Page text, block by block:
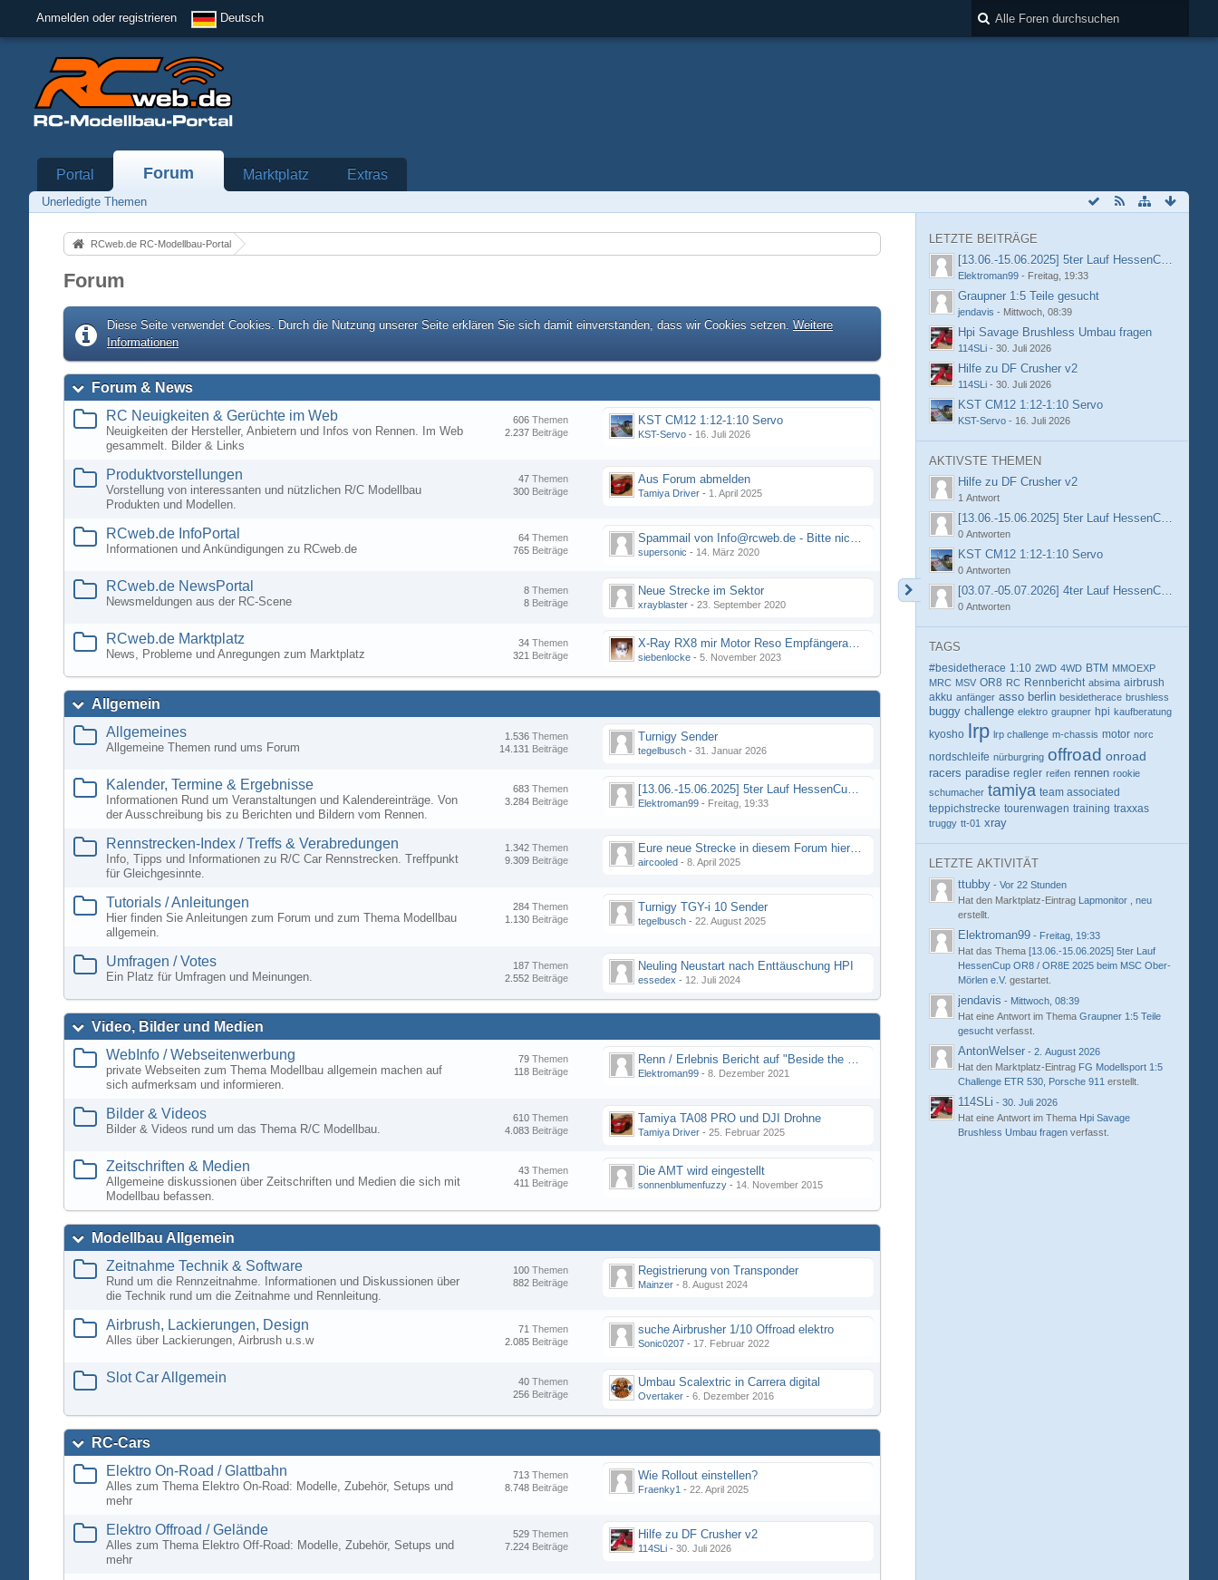
Anmelden oder registrieren Deutsch
Portal Forum Marktplatz Extras
Unerledigte Themen
RCweb.de RC-Modellbau-Portal
Forum
Diese Seite verwendet Cookies. Durch die Nutzung unserer Seite erklären Sie sich damit einverstanden, dass wir Cookies setzen. Weitere
Informationen
Forum & News
RC Neuigkeiten & Gerüchte im Web
Neuigkeiten der Hersteller, Anbietern und Infos von Rennen. Im Web
gesammelt. Bilder & Links
Themen
606
Beiträge
2.237
KST CM12 1:12-1:10 Servo
KST-Servo - 16. Juli 2026
Produktvorstellungen
Vorstellung von interessanten und nützlichen R/C Modellbau
Produkten und Modellen.
Themen
47
Beiträge
300
Aus Forum abmelden
Tamiya Driver - 1. April 2025
RCweb.de InfoPortal
Informationen und Ankündigungen zu RCweb.de
Themen
64
Beiträge
765
Spammail von Info@rcweb.de - Bitte nicht auf den Link klicken
supersonic - 14. März 2020
RCweb.de NewsPortal
Newsmeldungen aus der RC-Scene
Themen
8
Beiträge
8
Neue Strecke im Sektor
xrayblaster - 23. September 2020
RCweb.de Marktplatz
News, Probleme und Anregungen zum Marktplatz
Themen
34
Beiträge
321
X-Ray RX8 mir Motor Reso Empfängerakku
siebenlocke - 5. November 2023
Allgemein
Allgemeines
Allgemeine Themen rund ums Forum
Themen
1.536
Beiträge
14.131
Turnigy Sender
tegelbusch - 31. Januar 2026
Kalender, Termine & Ergebnisse
Informationen Rund um Veranstaltungen und Kalendereinträge. Von
der Ausschreibung bis zu Berichten und Bildern vom Rennen.
Themen
683
Beiträge
3.284
[13.06.-15.06.2025] 5ter Lauf HessenCup OR8 / OR8E 2025 beim MSC Ober-Mörlen e.V.
Elektroman99 - Freitag, 19:33
Rennstrecken-Index / Treffs & Verabredungen
Info, Tipps und Informationen zu R/C Car Rennstrecken. Treffpunkt
für Gleichgesinnte.
Themen
1.342
Beiträge
9.309
Eure neue Strecke in diesem Forum hier posten
aircooled - 8. April 2025
Tutorials / Anleitungen
Hier finden Sie Anleitungen zum Forum und zum Thema Modellbau
allgemein.
Themen
284
Beiträge
1.130
Turnigy TGY-i 10 Sender
tegelbusch - 22. August 2025
Umfragen / Votes
Ein Platz für Umfragen und Meinungen.
Themen
187
Beiträge
2.552
Neuling Neustart nach Enttäuschung HPI
essedex - 12. Juli 2024
Video, Bilder und Medien
WebInfo / Webseitenwerbung
private Webseiten zum Thema Modellbau allgemein machen auf
sich aufmerksam und informieren.
Themen
79
Beiträge
118
Renn / Erlebnis Bericht auf "Beside the Race"
Elektroman99 - 8. Dezember 2021
Bilder & Videos
Bilder & Videos rund um das Thema R/C Modellbau.
Themen
610
Beiträge
4.083
Tamiya TA08 PRO und DJI Drohne
Tamiya Driver - 25. Februar 2025
Zeitschriften & Medien
Allgemeine diskussionen über Zeitschriften und Medien die sich mit
Modellbau befassen.
Themen
43
Beiträge
411
Die AMT wird eingestellt
sonnenblumenfuzzy - 14. November 2015
Modellbau Allgemein
Zeitnahme Technik & Software
Rund um die Rennzeitnahme. Informationen und Diskussionen über
die Technik rund um die Zeitnahme und Rennleitung.
Themen
100
Beiträge
882
Registrierung von Transponder
Mainzer - 8. August 2024
Airbrush, Lackierungen, Design
Alles über Lackierungen, Airbrush u.s.w
Themen
71
Beiträge
2.085
suche Airbrusher 1/10 Offroad elektro
Sonic0207 - 17. Februar 2022
Slot Car Allgemein Themen
40
Beiträge
256
Umbau Scalextric in Carrera digital
Overtaker - 6. Dezember 2016
RC-Cars
Elektro On-Road / Glattbahn
Alles zum Thema Elektro On-Road: Modelle, Zubehör, Setups und
mehr
Themen
713
Beiträge
8.748
Wie Rollout einstellen?
Fraenky1 - 22. April 2025
Elektro Offroad / Gelände
Alles zum Thema Elektro Off-Road: Modelle, Zubehör, Setups und
mehr
Themen
529
Beiträge
7.224
Hilfe zu DF Crusher v2
114SLi - 30. Juli 2026
LETZTE BEITRÄGE
[13.06.-15.06.2025] 5ter Lauf HessenCup OR8 /
Elektroman99 - Freitag, 19:33
Graupner 1:5 Teile gesucht
jendavis - Mittwoch, 08:39
Hpi Savage Brushless Umbau fragen
114SLi - 30. Juli 2026
Hilfe zu DF Crusher v2
114SLi - 30. Juli 2026
KST CM12 1:12-1:10 Servo
KST-Servo - 16. Juli 2026
AKTIVSTE THEMEN
Hilfe zu DF Crusher v2
1 Antwort
[13.06.-15.06.2025] 5ter Lauf HessenCup OR8 /
0 Antworten
KST CM12 1:12-1:10 Servo
0 Antworten
[03.07.-05.07.2026] 4ter Lauf HessenCup OR8 /
0 Antworten
TAGS
#besidetherace 1:10 2WD 4WD BTM MMOEXP
MRC MSV OR8 RC Rennbericht absima airbrush
akku anfänger asso berlin besidetherace brushless
buggy challenge elektro graupner hpi kaufberatung
kyosho lrp lrp challenge m-chassis motor norc
nordschleife nürburgring offroad onroad
racers paradise regler reifen rennen rookie
schumacher tamiya team associated
teppichstrecke tourenwagen training traxxas
truggy tt-01 xray
LETZTE AKTIVITÄT
ttubby - Vor 22 Stunden
Hat den Marktplatz-Eintrag Lapmonitor , neu
erstellt.
Elektroman99 - Freitag, 19:33
Hat das Thema [13.06.-15.06.2025] 5ter Lauf
HessenCup OR8 / OR8E 2025 beim MSC Ober-
Mörlen e.V. gestartet.
jendavis - Mittwoch, 08:39
Hat eine Antwort im Thema Graupner 1:5 Teile
gesucht verfasst.
AntonWelser - 2. August 2026
Hat den Marktplatz-Eintrag FG Modellsport 1:5
Challenge ETR 530, Porsche 911 erstellt.
114SLi - 30. Juli 2026
Hat eine Antwort im Thema Hpi Savage
Brushless Umbau fragen verfasst.